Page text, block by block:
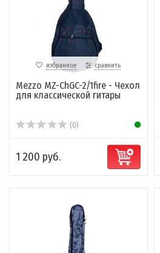
избранное сравнить
Mezzo MZ-ChGC-2/1fire - Чехол
для классической гитары
(0)
1 200 руб.